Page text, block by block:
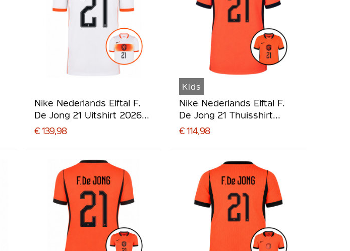
Nike Nederlands Elftal F.
De Jong 21 Uitshirt 2026-
2028
€ 139,98
Kids
Nike Nederlands Elftal F.
De Jong 21 Thuisshirt
2026-2028 Kids
€ 114,98